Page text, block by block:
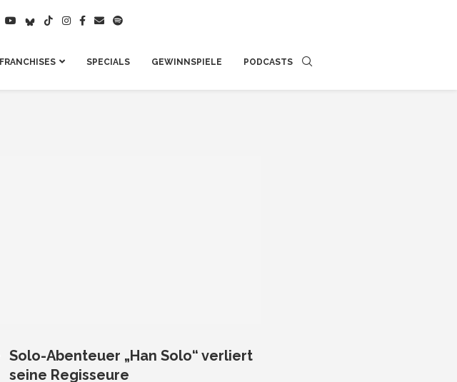
FRANCHISES SPECIALS GEWINNSPIELE PODCASTS
Solo-Abenteuer „Han Solo“ verliert
seine Regisseure